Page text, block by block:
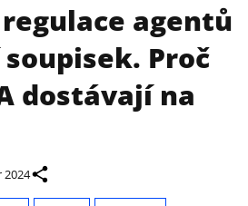
agentů
Proč
dostávají na
2024